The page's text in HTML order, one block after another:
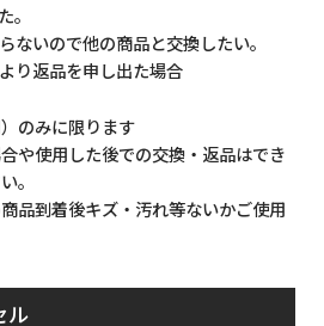
。
ないので他の商品と交換したい。
り返品を申し出た場合
のみに限ります
や使用した後での交換・返品はでき
。
品到着後キズ・汚れ等ないかご使用
ル